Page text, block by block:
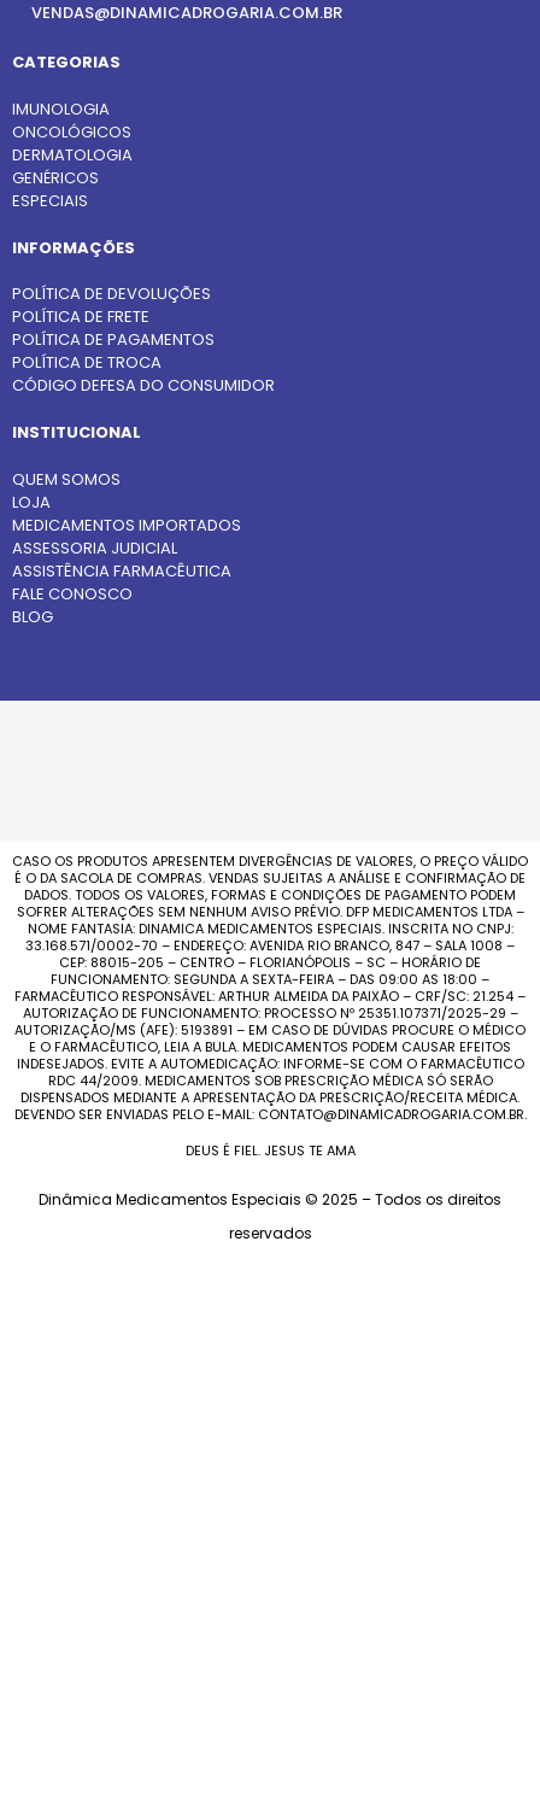
VENDAS@DINAMICADROGARIA.COM.BR
CATEGORIAS
IMUNOLOGIA
ONCOLÓGICOS
DERMATOLOGIA
GENÉRICOS
ESPECIAIS
INFORMAÇÕES
POLÍTICA DE DEVOLUÇÕES
POLÍTICA DE FRETE
POLÍTICA DE PAGAMENTOS
POLÍTICA DE TROCA
CÓDIGO DEFESA DO CONSUMIDOR
INSTITUCIONAL
QUEM SOMOS
LOJA
MEDICAMENTOS IMPORTADOS
ASSESSORIA JUDICIAL
ASSISTÊNCIA FARMACÊUTICA
FALE CONOSCO
BLOG
CASO OS PRODUTOS APRESENTEM DIVERGÊNCIAS DE VALORES, O PREÇO VÁLIDO
É O DA SACOLA DE COMPRAS. VENDAS SUJEITAS A ANÁLISE E CONFIRMAÇÃO DE
DADOS. TODOS OS VALORES, FORMAS E CONDIÇÕES DE PAGAMENTO PODEM
SOFRER ALTERAÇÕES SEM NENHUM AVISO PRÉVIO. DFP MEDICAMENTOS LTDA –
NOME FANTASIA: DINAMICA MEDICAMENTOS ESPECIAIS. INSCRITA NO CNPJ:
33.168.571/0002-70 – ENDEREÇO: AVENIDA RIO BRANCO, 847 – SALA 1008 –
CEP: 88015-205 – CENTRO – FLORIANÓPOLIS – SC – HORÁRIO DE
FUNCIONAMENTO: SEGUNDA A SEXTA-FEIRA – DAS 09:00 AS 18:00 –
FARMACÊUTICO RESPONSÁVEL: ARTHUR ALMEIDA DA PAIXÃO – CRF/SC: 21.254 –
AUTORIZAÇÃO DE FUNCIONAMENTO: PROCESSO Nº 25351.107371/2025-29 –
AUTORIZAÇÃO/MS (AFE): 5193891 – EM CASO DE DÚVIDAS PROCURE O MÉDICO
E O FARMACÊUTICO, LEIA A BULA. MEDICAMENTOS PODEM CAUSAR EFEITOS
INDESEJADOS. EVITE A AUTOMEDICAÇÃO: INFORME-SE COM O FARMACÊUTICO
RDC 44/2009. MEDICAMENTOS SOB PRESCRIÇÃO MÉDICA SÓ SERÃO
DISPENSADOS MEDIANTE A APRESENTAÇÃO DA PRESCRIÇÃO/RECEITA MÉDICA.
DEVENDO SER ENVIADAS PELO E-MAIL: CONTATO@DINAMICADROGARIA.COM.BR.
DEUS É FIEL. JESUS TE AMA
Dinâmica Medicamentos Especiais © 2025 – Todos os direitos
reservados